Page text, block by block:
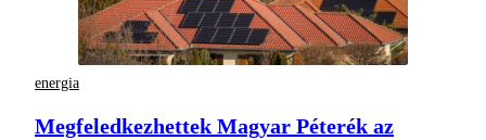
energia
Megfeledkezhettek Magyar Péterék az